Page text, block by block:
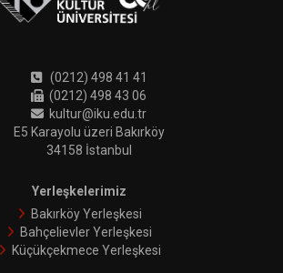
(0212) 498 41 41
(0212) 498 43 06
kultur@iku.edu.tr
E5 Karayolu üzeri Bakırköy
34158 İstanbul
Yerleşkelerimiz
Bakırköy Yerleşkesi
Bahçelievler Yerleşkesi
Küçükçekmece Yerleşkesi